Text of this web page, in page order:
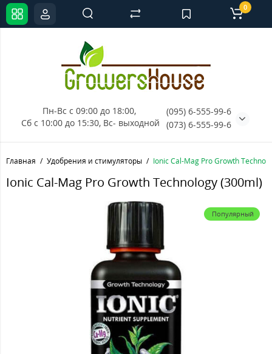
Пн-Вс с 09:00 до 18:00,
Сб с 10:00 до 15:30, Вс- выходной
(095) 6-555-99-6
(073) 6-555-99-6
0
Главная Удобрения и стимуляторы Ionic Cal-Mag Pro Growth
Ionic Cal-Mag Pro Growth Technology (300ml)
Популярный